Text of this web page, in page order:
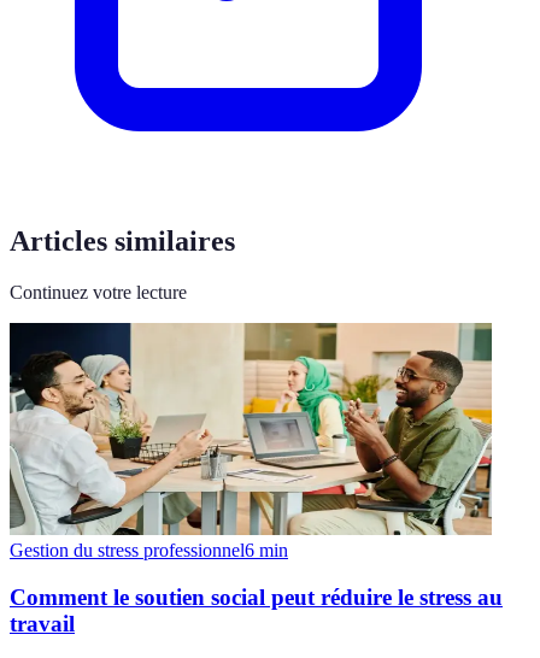
Articles similaires
Continuez votre lecture
Gestion du stress professionnel6 min
Comment le soutien social peut réduire le stress au
travail